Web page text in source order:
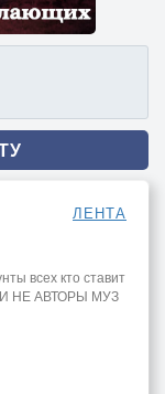
ЛЕНТА
всех кто ставит
НЕ АВТОРЫ МУЗ